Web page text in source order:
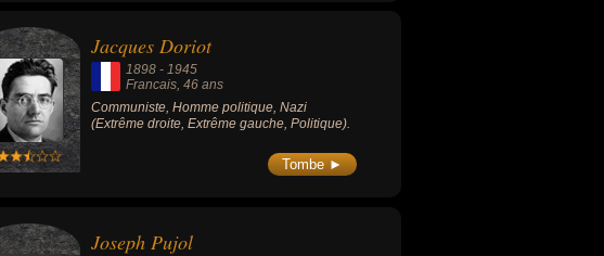
Jacques Doriot
1898 -1945
Francais, 46 ans
Communiste, Homme politique, Nazi
(Extrême droite, Extrême gauche, Politique).
Tombe ►
Joseph Pujol